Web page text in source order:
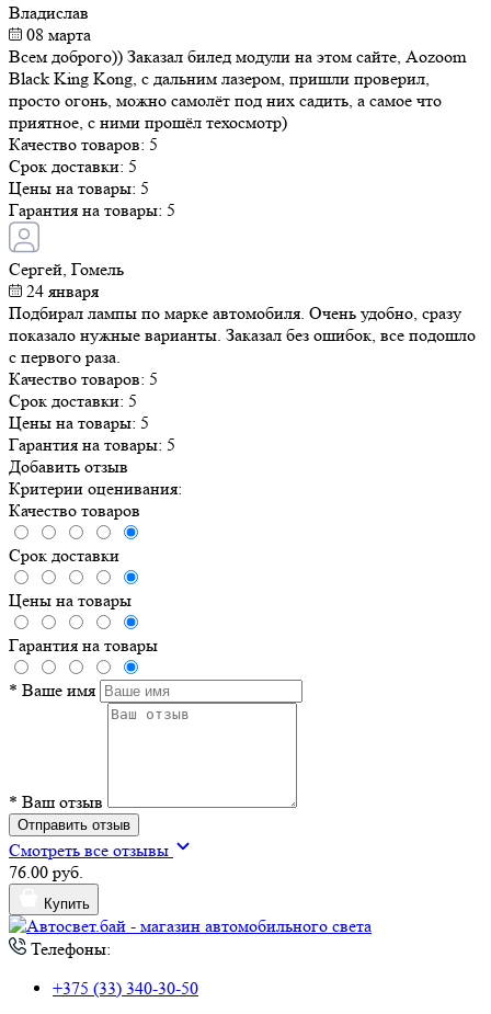
Владислав
08 марта
Всем доброго)) Заказал билед модули на этом сайте, Aozoom
Black King Kong, с дальним лазером, пришли проверил,
просто огонь, можно самолёт под них садить, а самое что
приятное, с ними прошёл техосмотр)
Качество товаров: 5
Срок доставки: 5
Цены на товары: 5
Гарантия на товары: 5
Сергей, Гомель
24 января
Подбирал лампы по марке автомобиля. Очень удобно, сразу
показало нужные варианты. Заказал без ошибок, все подошло
с первого раза.
Качество товаров: 5
Срок доставки: 5
Цены на товары: 5
Гарантия на товары: 5
Добавить отзыв
Критерии оценивания:
Качество товаров
Срок доставки
Цены на товары
Гарантия на товары
* Ваше имя
* Ваш отзыв
Отправить отзыв
Смотреть все отзывы
76.00 руб.
Купить
Телефоны:
+375 (33) 340-30-50